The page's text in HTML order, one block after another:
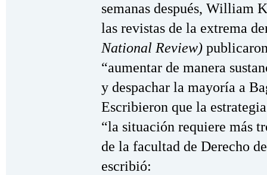
semanas después, William
las revistas de la extrema
National Review)
“aumentar de manera
y despachar la mayoría a
Escribieron que la
“la situación requiere más
de la facultad de Derecho
escribió: